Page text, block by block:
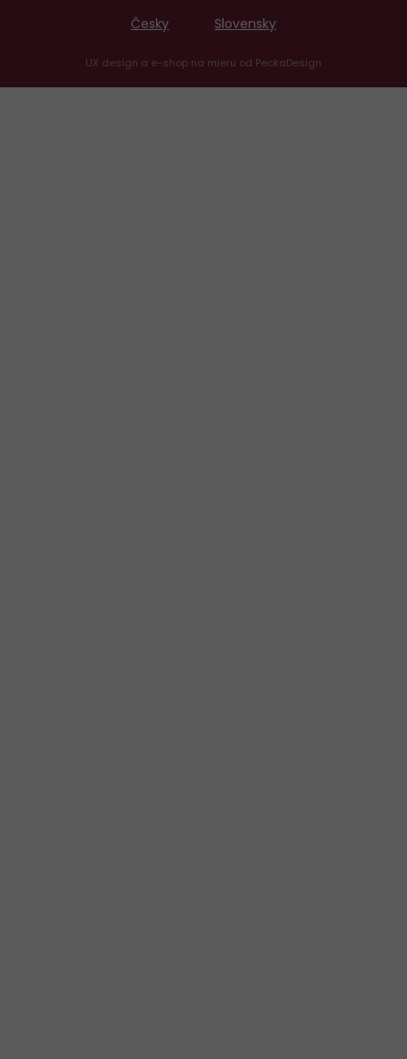
Česky Slovensky
UX design a e-shop na mieru od PeckaDesign